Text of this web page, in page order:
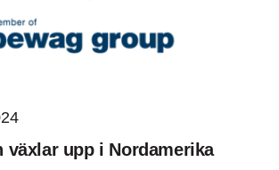
växlar upp i Nordamerika